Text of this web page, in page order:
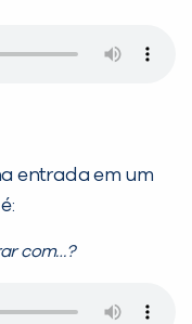
entrada em um
com…?